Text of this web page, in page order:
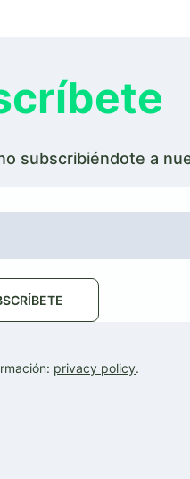
subscribiéndote a
privacy policy.